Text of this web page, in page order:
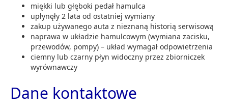
miękki lub głęboki pedał hamulca
upłynęły 2 lata od ostatniej wymiany
zakup używanego auta z nieznaną historią serwisową
naprawa w układzie hamulcowym (wymiana zacisku,
przewodów, pompy) – układ wymagał odpowietrzenia
ciemny lub czarny płyn widoczny przez zbiorniczek
wyrównawczy
Dane kontaktowe